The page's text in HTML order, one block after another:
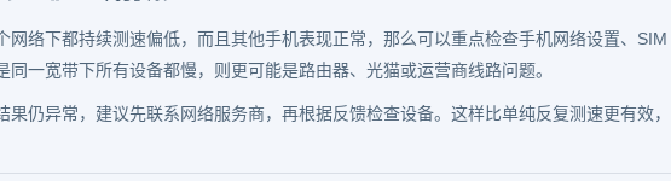
网络下都持续测速偏低，而且其他手机表现正常，那么可以重点检查手机网络设置、SIM
一宽带下所有设备都慢，则更可能是路由器、光猫或运营商线路问题。
果仍异常，建议先联系网络服务商，再根据反馈检查设备。这样比单纯反复测速更有效，